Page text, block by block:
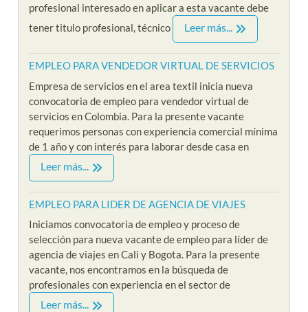
profesional interesado en aplicar a esta vacante debe
tener titulo profesional, técnico
Leer más...
EMPLEO PARA VENDEDOR VIRTUAL DE SERVICIOS
Empresa de servicios en el area textil inicia nueva
convocatoria de empleo para vendedor virtual de
servicios en Colombia. Para la presente vacante
requerimos personas con experiencia comercial mínima
de 1 año y con interés para laborar desde casa en
Leer más...
EMPLEO PARA LIDER DE AGENCIA DE VIAJES
Iniciamos convocatoria de empleo y proceso de
selección para nueva vacante de empleo para líder de
agencia de viajes en Cali y Bogota. Para la presente
vacante, nos encontramos en la búsqueda de
profesionales con experiencia en el sector de
Leer más...